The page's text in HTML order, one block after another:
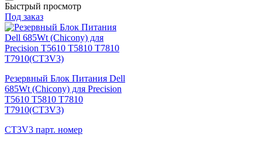
Быстрый просмотр
Под заказ
Резервный Блок Питания Dell
685Wt (Chicony) для Precision
T5610 T5810 T7810
T7910(CT3V3)
CT3V3 парт. номер